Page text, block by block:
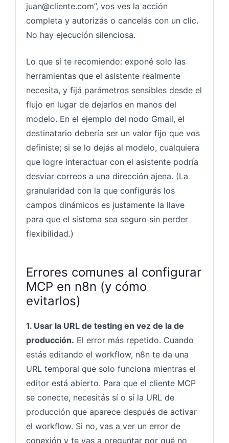
juan@cliente.com”, vos ves la acción
completa y autorizás o cancelás con un clic.
No hay ejecución silenciosa.
Lo que sí te recomiendo: exponé solo las
herramientas que el asistente realmente
necesita, y fijá parámetros sensibles desde el
flujo en lugar de dejarlos en manos del
modelo. En el ejemplo del nodo Gmail, el
destinatario debería ser un valor fijo que vos
definiste; si se lo dejás al modelo, cualquiera
que logre interactuar con el asistente podría
desviar correos a una dirección ajena. (La
granularidad con la que configurás los
campos dinámicos es justamente la llave
para que el sistema sea seguro sin perder
flexibilidad.)
Errores comunes al configurar
MCP en n8n (y cómo
evitarlos)
1. Usar la URL de testing en vez de la de
producción. El error más repetido. Cuando
estás editando el workflow, n8n te da una
URL temporal que solo funciona mientras el
editor está abierto. Para que el cliente MCP
se conecte, necesitás sí o sí la URL de
producción que aparece después de activar
el workflow. Si no, vas a ver un error de
conexión y te vas a preguntar por qué no